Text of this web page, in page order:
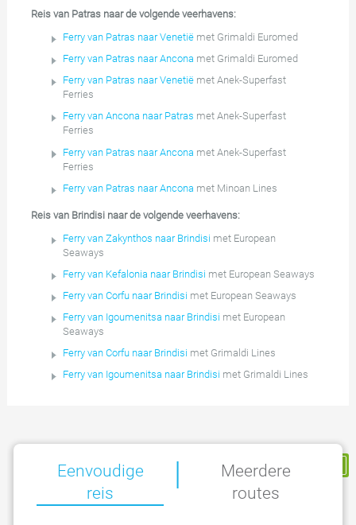
Reis van Patras naar de volgende veerhavens:
Ferry van Patras naar Venetiëmet Grimaldi Euromed
Ferry van Patras naar Ancona met Grimaldi Euromed
Ferry van Patras naar Venetiëmet Anek-Superfast
Ferries
Ferry van Ancona naar Patras met Anek-Superfast
Ferries
Ferry van Patras naar Ancona met Anek-Superfast
Ferries
Ferry van Patras naar Ancona met Minoan Lines
Reis van Brindisi naar de volgende veerhavens:
Ferry van Zakynthos naar Brindisi met European
Seaways
Ferry van Kefalonia naar Brindisi met European Seaways
Ferry van Corfu naar Brindisi met European Seaways
Ferry van Igoumenitsa naar Brindisi met European
Seaways
Ferry van Corfu naar Brindisi met Grimaldi Lines
Ferry van Igoumenitsa naar Brindisi met Grimaldi Lines
Mijn Reservering
Eenvoudige
reis
|
Meerdere
routes